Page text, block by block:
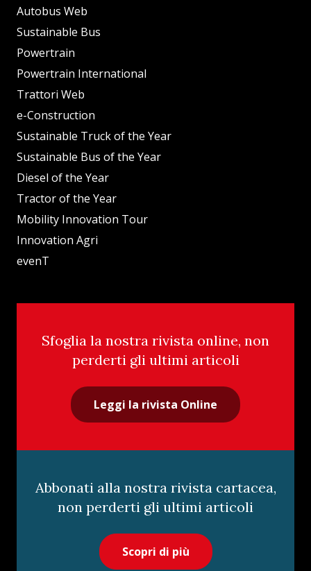
Autobus Web
Sustainable Bus
Powertrain
Powertrain International
Trattori Web
e-Construction
Sustainable Truck of the Year
Sustainable Bus of the Year
Diesel of the Year
Tractor of the Year
Mobility Innovation Tour
Innovation Agri
evenT
Sfoglia la nostra rivista online, non
perderti gli ultimi articoli
Leggi la rivista Online
Abbonati alla nostra rivista cartacea,
non perderti gli ultimi articoli
Scopri di più